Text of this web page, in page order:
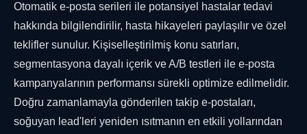
Otomatik e-posta serileri ile potansiyel hastalar tedavi
hakkında bilgilendirilir, hasta hikayeleri paylaşılır ve özel
teklifler sunulur. Kişiselleştirilmiş konu satırları,
segmentasyona dayalı içerik ve A/B testleri ile e-posta
kampanyalarının performansı sürekli optimize edilmelidir.
Doğru zamanlamayla gönderilen takip e-postaları,
soğuyan lead'leri yeniden ısıtmanın en etkili yollarından